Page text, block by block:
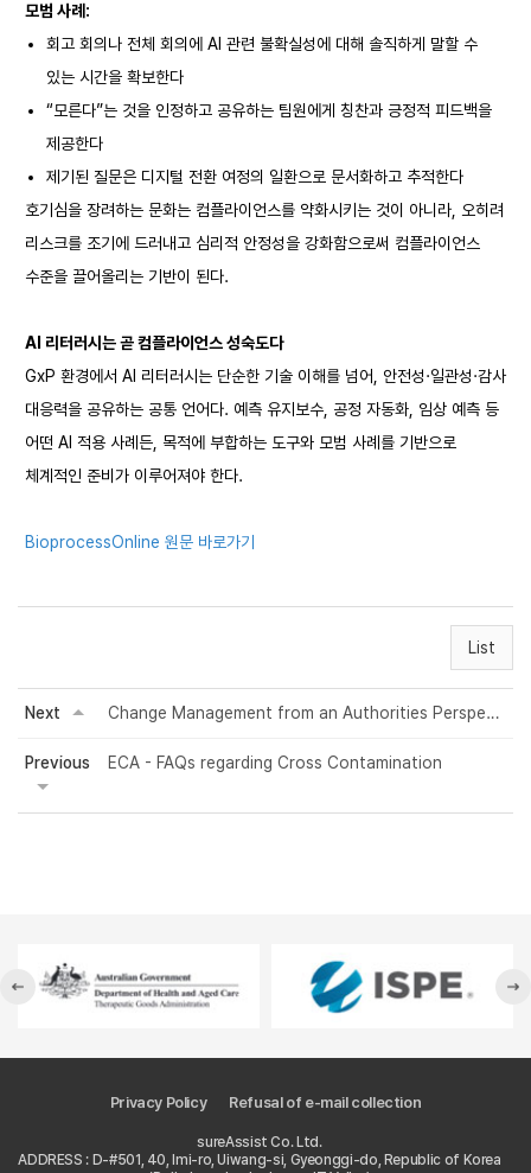
모범 사례:
회고 회의나 전체 회의에 AI 관련 불확실성에 대해 솔직하게 말할 수
있는 시간을 확보한다
“모른다”는 것을 인정하고 공유하는 팀원에게 칭찬과 긍정적 피드백을
제공한다
제기된 질문은 디지털 전환 여정의 일환으로 문서화하고 추적한다
호기심을 장려하는 문화는 컴플라이언스를 약화시키는 것이 아니라, 오히려
리스크를 조기에 드러내고 심리적 안정성을 강화함으로써 컴플라이언스
수준을 끌어올리는 기반이 된다.
AI 리터러시는 곧 컴플라이언스 성숙도다
GxP 환경에서 AI 리터러시는 단순한 기술 이해를 넘어, 안전성·일관성·감사
대응력을 공유하는 공통 언어다. 예측 유지보수, 공정 자동화, 임상 예측 등
어떤 AI 적용 사례든, 목적에 부합하는 도구와 모범 사례를 기반으로
체계적인 준비가 이루어져야 한다.
BioprocessOnline 원문 바로가기
List
Next Change Management from an Authorities Perspective
Previous ECA - FAQs regarding Cross Contamination
Privacy Policy Refusal of e-mail collection
sureAssist Co. Ltd.
ADDRESS : D-#501, 40, Imi-ro, Uiwang-si, Gyeonggi-do, Republic of Korea